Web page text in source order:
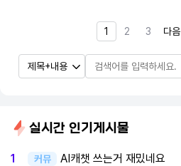
1 2 3 다음
실시간 인기게시물
1 커뮤 AI캐챗 쓰는거 재밌네요